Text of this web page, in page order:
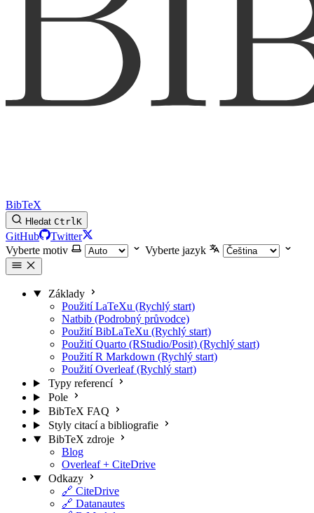
BibTeX
Hledat CtrlK
GitHub
Twitter
Vyberte motiv
Vyberte jazyk
Základy
Použití LaTeXu (Rychlý start)
Natbib (Podrobný průvodce)
Použití BibLaTeXu (Rychlý start)
Použití Quarto (RStudio/Posit) (Rychlý start)
Použití R Markdown (Rychlý start)
Použití Overleaf (Rychlý start)
Typy referencí
Pole
BibTeX FAQ
Styly citací a bibliografie
BibTeX zdroje
Blog
Overleaf + CiteDrive
Odkazy
🔗 CiteDrive
🔗 Datanautes